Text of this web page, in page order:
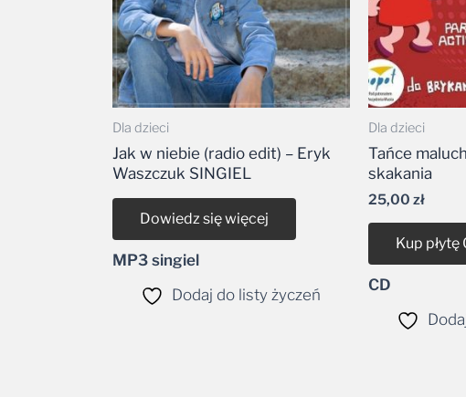
Dla dzieci
Jak w niebie (radio edit) – Eryk
Waszczuk SINGIEL
Dowiedz się więcej
MP3 singiel
Dodaj do listy życzeń
Dla dzieci
Tańce
skakania
25,00 zł
Kup płytę
CD